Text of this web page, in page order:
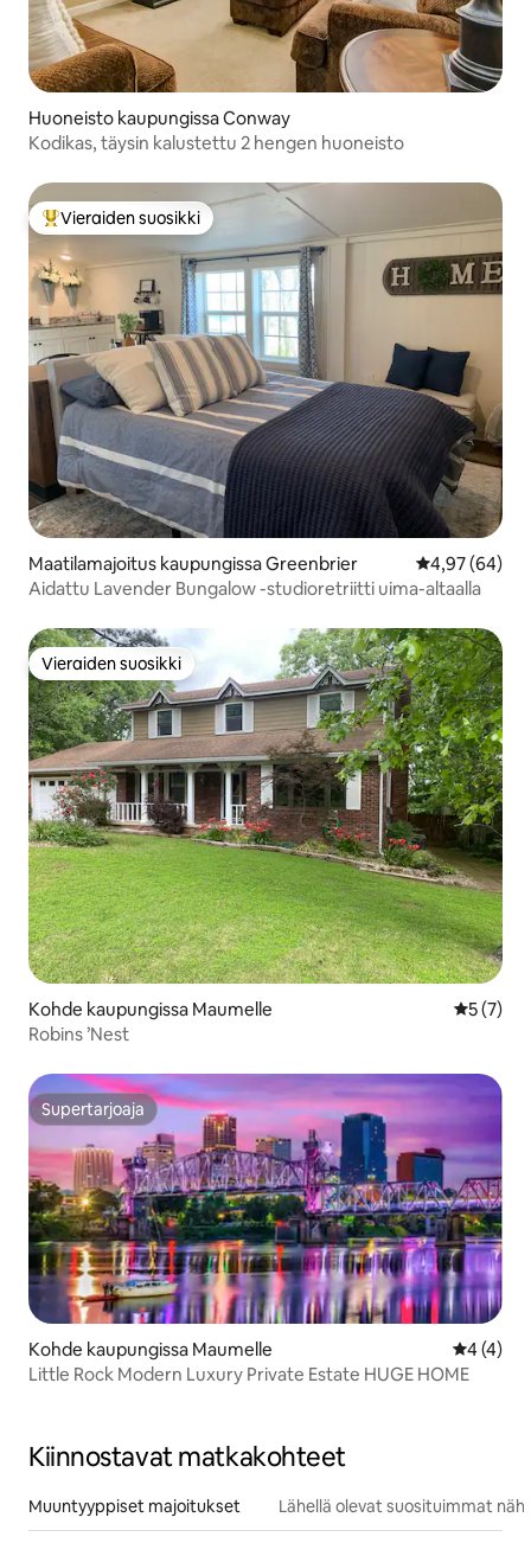
Huoneisto kaupungissa Conway
Kodikas, täysin kalustettu 2 hengen huoneisto
Vieraiden suosikkien parhaimmistoa
Vieraiden suosikki
Maatilamajoitus kaupungissa Greenbrier
4,97 (64)
Aidattu Lavender Bungalow -studioretriitti uima-altaalla
Vieraiden suosikki
Vieraiden suosikki
Kohde kaupungissa Maumelle
5 (7)
Robins ’Nest
Supertarjoaja
Supertarjoaja
Kohde kaupungissa Maumelle
4 (4)
Little Rock Modern Luxury Private Estate HUGE HOME
Kiinnostavat matkakohteet
Muuntyyppiset majoitukset Lähellä olevat suosituimmat